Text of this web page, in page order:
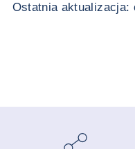
Ostatnia aktualizacja: